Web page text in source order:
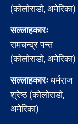
(कोलोराडो, अमेरिका)
सल्लाहकारः
रामचन्द्र पन्त
(कोलोराडो, अमेरिका)
सल्लाहकारःधर्मराज
श्रेष्ठ (कोलोराडो,
अमेरिका)